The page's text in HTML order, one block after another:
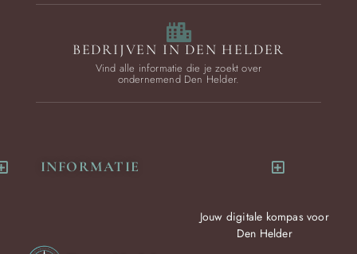
BEDRIJVEN IN DEN HELDER
Vind alle informatie die je zoekt over
ondernemend Den Helder.
INFORMATIE
Jouw digitale kompas voor
Den Helder